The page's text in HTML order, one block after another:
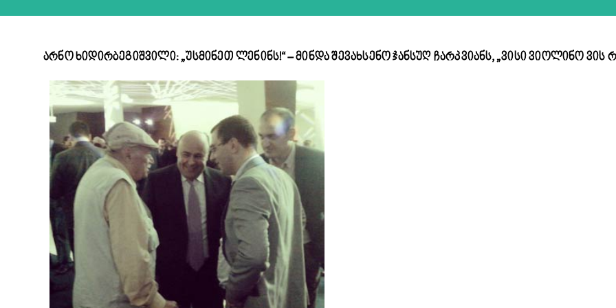
არნო ხიდირბეგიშვილი: „უსმინეთ ლენინს!“ – მინდა შევახსენო ჯანსუღ ჩარკვიანს, „ვისი ვიოლინო ვის